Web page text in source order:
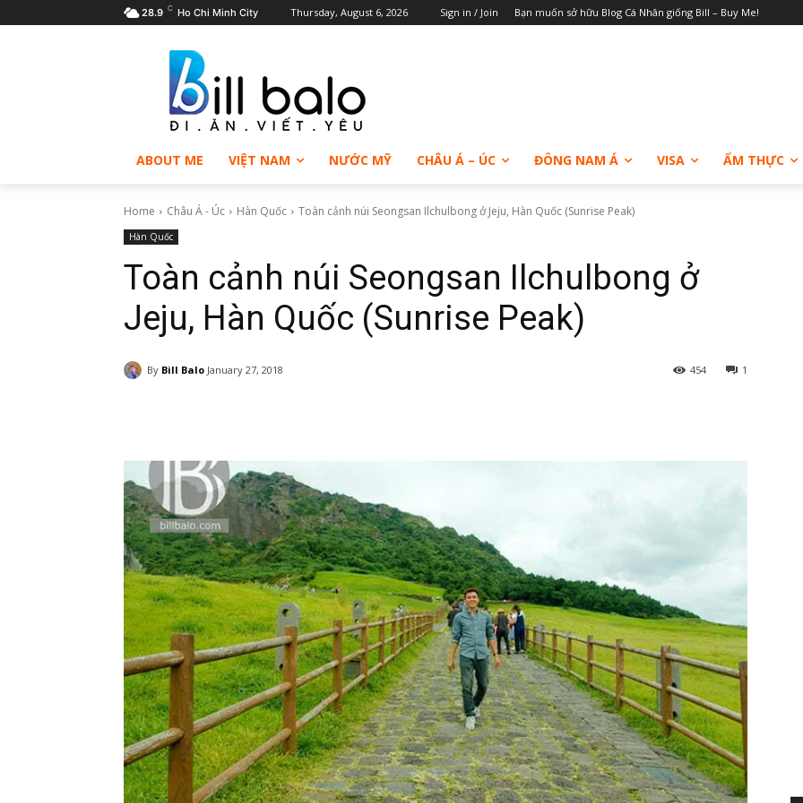
28.9 C Ho Chi Minh City Thursday, August 6, 2026 Sign in / Join Bạn muốn sở hữu Blog Cá Nhân giống Bill – Buy Me!
ABOUT ME VIỆT NAM NƯỚC MỸ CHÂU Á – ÚC ĐÔNG NAM Á VISA ẨM THỰC
Home Châu Á - Úc Hàn Quốc Toàn cảnh núi Seongsan Ilchulbong ở Jeju, Hàn Quốc (Sunrise Peak)
Hàn Quốc
Toàn cảnh núi Seongsan Ilchulbong ở
Jeju, Hàn Quốc (Sunrise Peak)
By Bill Balo January 27, 2018 1
454